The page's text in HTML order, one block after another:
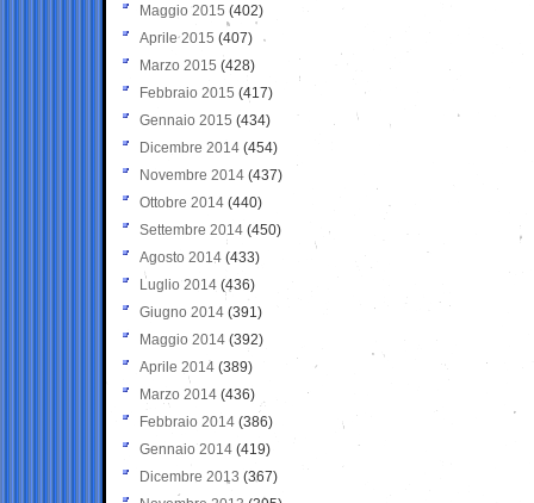
Maggio 2015 (402)
Aprile 2015 (407)
Marzo 2015 (428)
Febbraio 2015 (417)
Gennaio 2015 (434)
Dicembre 2014 (454)
Novembre 2014 (437)
Ottobre 2014 (440)
Settembre 2014 (450)
Agosto 2014 (433)
Luglio 2014 (436)
Giugno 2014 (391)
Maggio 2014 (392)
Aprile 2014 (389)
Marzo 2014 (436)
Febbraio 2014 (386)
Gennaio 2014 (419)
Dicembre 2013 (367)